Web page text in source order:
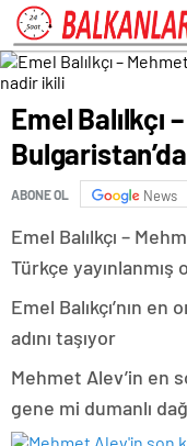
Emel Balılkçı
ABONE OL News
Emel Balılkçı –
Türkçe yayınlanmış
Emel Balıkçı’nın en
adını taşıyor
Mehmet Alev’in en
gene mi dumanlı